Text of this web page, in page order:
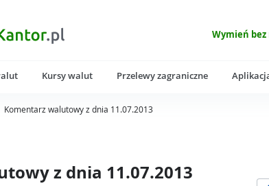
Wymień
Kursy walut Przelewy zagraniczne
Komentarz walutowy z dnia 11.07.2013
z dnia 11.07.2013